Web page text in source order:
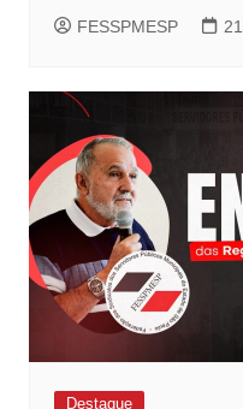
FESSPMESP
Destaque